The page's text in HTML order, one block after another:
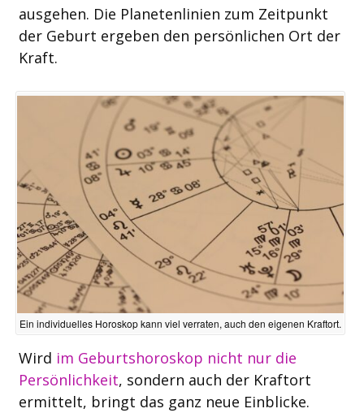
ausgehen. Die Planetenlinien zum Zeitpunkt
der Geburt ergeben den persönlichen Ort der
Kraft.
Ein individuelles Horoskop kann viel verraten, auch den eigenen Kraftort.
Wird im Geburtshoroskop nicht nur die
Persönlichkeit, sondern auch der Kraftort
ermittelt, bringt das ganz neue Einblicke.